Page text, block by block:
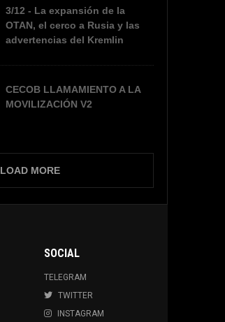
3/12 - La expansión de la
OTAN, el cerco a Rusia y las
advertencias del Kremlin
CECOB LLAMAMIENTO A LA
MOVILIZACIÓN V2
LOAD MORE
SOCIAL
TELEGRAM
TWITTER
INSTAGRAM